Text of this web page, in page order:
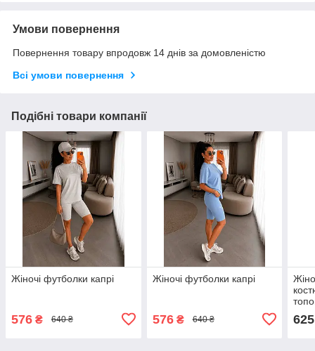
Умови повернення
Повернення товару впродовж 14 днів за домовленістю
Всі умови повернення
Подібні товари компанії
Жіночі футболки капрі
576 ₴ 640 ₴
Жіночі футболки капрі
576₴ 640 ₴ 625